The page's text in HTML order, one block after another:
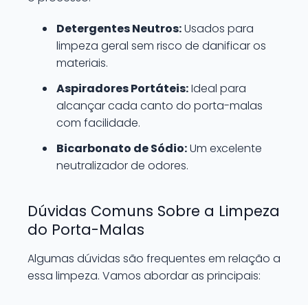
Detergentes Neutros:Usados para
limpeza geral sem risco de danificar os
materiais.
Aspiradores Portáteis:Ideal para
alcançar cada canto do porta-malas
com facilidade.
Bicarbonato de Sódio:Um excelente
neutralizador de odores.
Dúvidas Comuns Sobre a Limpeza
do Porta-Malas
Algumas dúvidas são frequentes em relação a
essa limpeza. Vamos abordar as principais: